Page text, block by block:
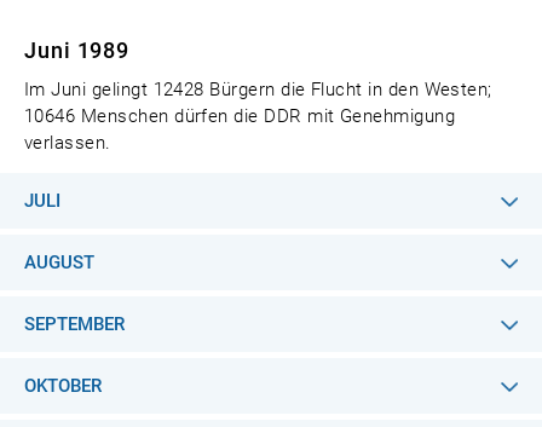
Juni 1989
Im Juni gelingt 12428 Bürgern die Flucht in den Westen;
10646 Menschen dürfen die DDR mit Genehmigung
verlassen.
JULI
AUGUST
SEPTEMBER
OKTOBER